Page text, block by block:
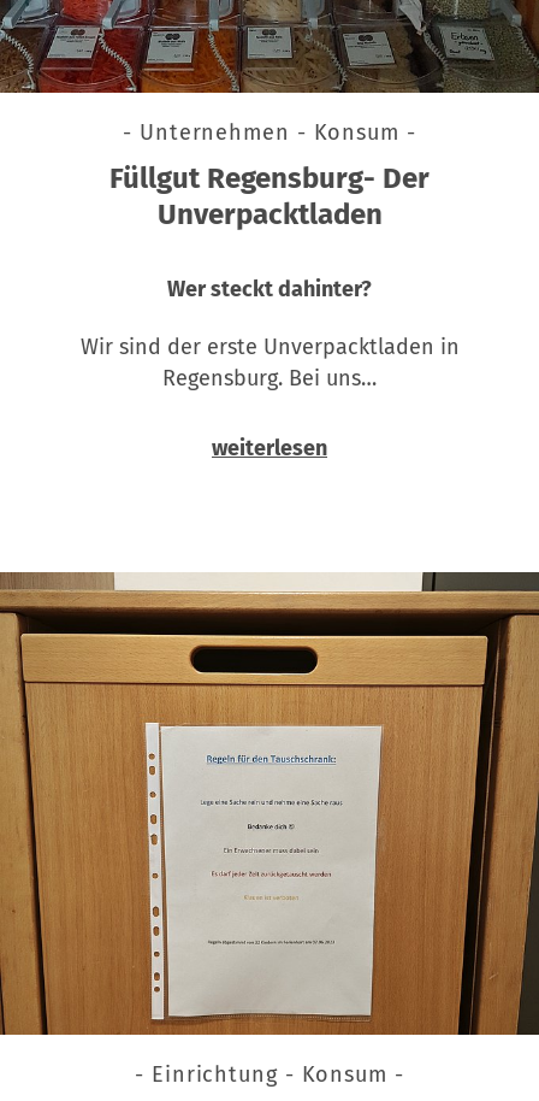
- Unternehmen - Konsum -
Füllgut Regensburg- Der
Unverpacktladen
Wer steckt dahinter?
Wir sind der erste Unverpacktladen in
Regensburg. Bei uns…
weiterlesen
- Einrichtung - Konsum -